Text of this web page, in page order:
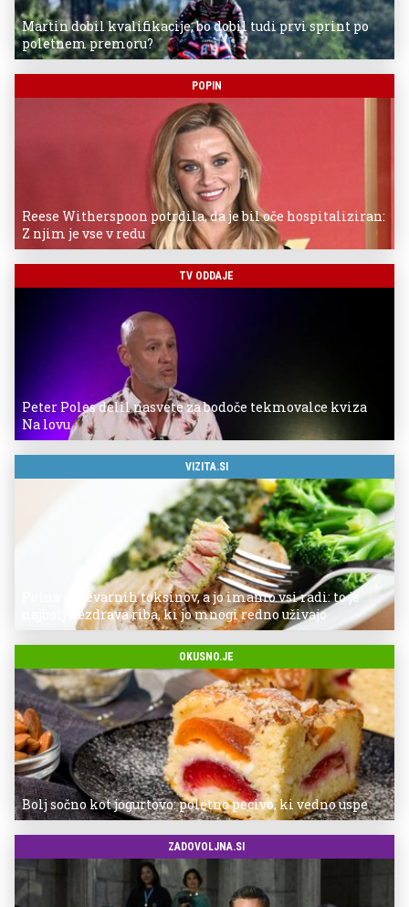
Martin dobil kvalifikacije, bo dobil tudi prvi sprint po
poletnem premoru?
POPIN
Reese Witherspoon potrdila, da je bil oče hospitaliziran:
Z njim je vse v redu
TV ODDAJE
Peter Poles delil nasvete za bodoče tekmovalce kviza
Na lovu
VIZITA.SI
Polna je nevarnih toksinov, a jo imamo vsi radi: to je
najbolj nezdrava riba, ki jo mnogi redno uživajo
OKUSNO.JE
Bolj sočno kot jogurtovo: poletno pecivo, ki vedno uspe
ZADOVOLJNA.SI